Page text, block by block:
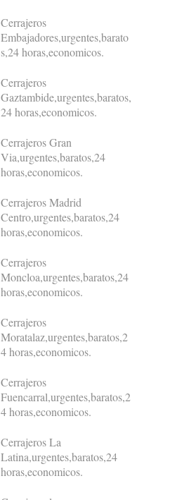
Cerrajeros
Embajadores,urgentes,barato
s,24 horas,economicos.
Cerrajeros
Gaztambide,urgentes,baratos,
24 horas,economicos.
Cerrajeros Gran
Via,urgentes,baratos,24
horas,economicos.
Cerrajeros Madrid
Centro,urgentes,baratos,24
horas,economicos.
Cerrajeros
Moncloa,urgentes,baratos,24
horas,economicos.
Cerrajeros
Moratalaz,urgentes,baratos,2
4 horas,economicos.
Cerrajeros
Fuencarral,urgentes,baratos,2
4 horas,economicos.
Cerrajeros La
Latina,urgentes,baratos,24
horas,economicos.